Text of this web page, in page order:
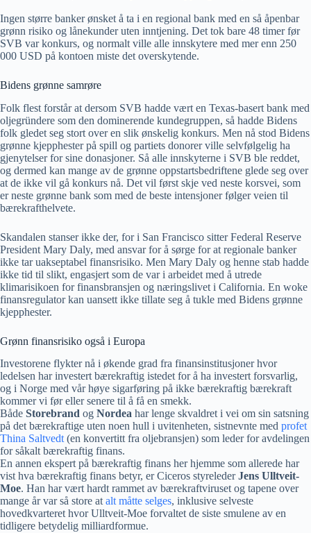
Ingen større banker ønsket å ta i en regional bank med en så åpenbar
grønn risiko og lånekunder uten inntjening. Det tok bare 48 timer før
SVB var konkurs, og normalt ville alle innskytere med mer enn 250
000 USD på kontoen miste det overskytende.
Bidens grønne samrøre
Folk flest forstår at dersom SVB hadde vært en Texas-basert bank med
oljegründere som den dominerende kundegruppen, så hadde Bidens
folk gledet seg stort over en slik ønskelig konkurs. Men nå stod Bidens
grønne kjepphester på spill og partiets donorer ville selvfølgelig ha
gjenytelser for sine donasjoner. Så alle innskyterne i SVB ble reddet,
og dermed kan mange av de grønne oppstartsbedriftene glede seg over
at de ikke vil gå konkurs nå. Det vil først skje ved neste korsvei, som
er neste grønne bank som med de beste intensjoner følger veien til
bærekrafthelvete.
Skandalen stanser ikke der, for i San Francisco sitter Federal Reserve
President Mary Daly, med ansvar for å sørge for at regionale banker
ikke tar uakseptabel finansrisiko. Men Mary Daly og henne stab hadde
ikke tid til slikt, engasjert som de var i arbeidet med å utrede
klimarisikoen for finansbransjen og næringslivet i California. En woke
finansregulator kan uansett ikke tillate seg å tukle med Bidens grønne
kjepphester.
Grønn finansrisiko også i Europa
Investorene flykter nå i økende grad fra finansinstitusjoner hvor
ledelsen har investert bærekraftig istedet for å ha investert forsvarlig,
og i Norge med vår høye sigarføring på ikke bærekraftig bærekraft
kommer vi før eller senere til å få en smekk.
Både Storebrand og Nordea har lenge skvaldret i vei om sin satsning
på det bærekraftige uten noen hull i uvitenheten, sistnevnte med profet
Thina Saltvedt (en konvertitt fra oljebransjen) som leder for avdelingen
for såkalt bærekraftig finans.
En annen ekspert på bærekraftig finans her hjemme som allerede har
vist hva bærekraftig finans betyr, er Ciceros styrelederJens Ulltveit-
Moe. Han har vært hardt rammet av bærekraftviruset og tapene over
mange år var så store at alt måtte selges, inklusive selveste
hovedkvarteret hvor Ulltveit-Moe forvaltet de siste smulene av en
tidligere betydelig milliardformue.